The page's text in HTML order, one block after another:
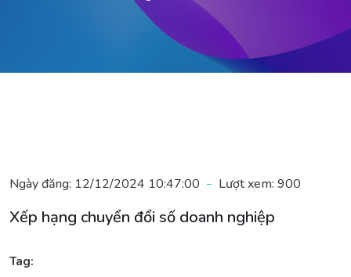
Ngày đăng: 12/12/2024 10:47:00 Lượt xem: 900
Xếp hạng chuyển đổi số doanh nghiệp
Tag: